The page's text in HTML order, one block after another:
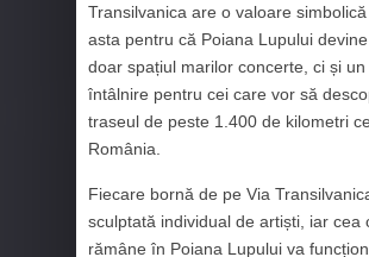
Transilvanica are o valoare
asta pentru că Poiana Lupului
doar spațiul marilor concerte, ci și un
întâlnire pentru cei care vor să
traseul de peste 1.400 de kilometri
România.
Fiecare bornă de pe Via
sculptată individual de artiști, iar cea
rămâne în Poiana Lupului va